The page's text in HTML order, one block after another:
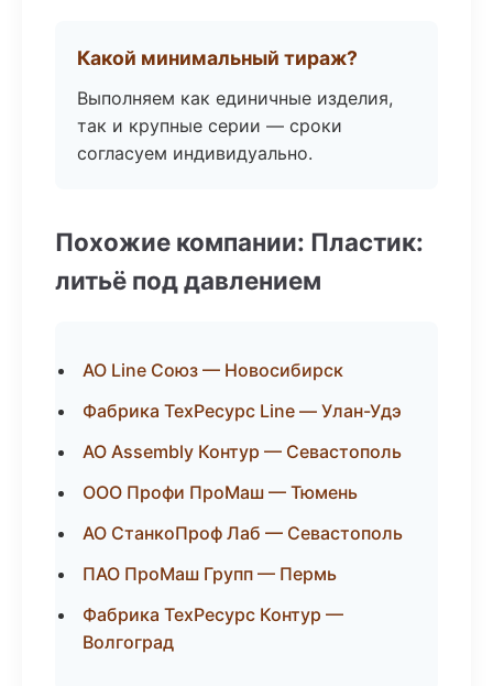
Какой минимальный тираж?
Выполняем как единичные изделия,
так и крупные серии — сроки
согласуем индивидуально.
Похожие компании: Пластик:
литьё под давлением
АО Line Союз — Новосибирск
Фабрика ТехРесурс Line — Улан-Удэ
АО Assembly Контур — Севастополь
ООО Профи ПроМаш — Тюмень
АО СтанкоПроф Лаб — Севастополь
ПАО ПроМаш Групп — Пермь
Фабрика ТехРесурс Контур —
Волгоград